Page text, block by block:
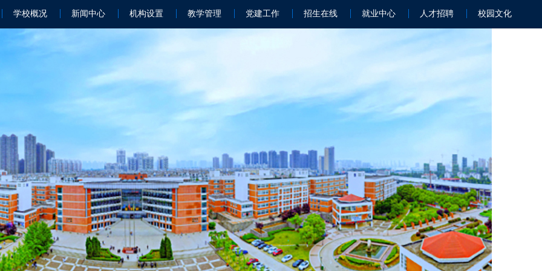
学校概况 新闻中心 机构设置 教学管理 党建工作 招生在线 就业中心 人才招聘 校园文化